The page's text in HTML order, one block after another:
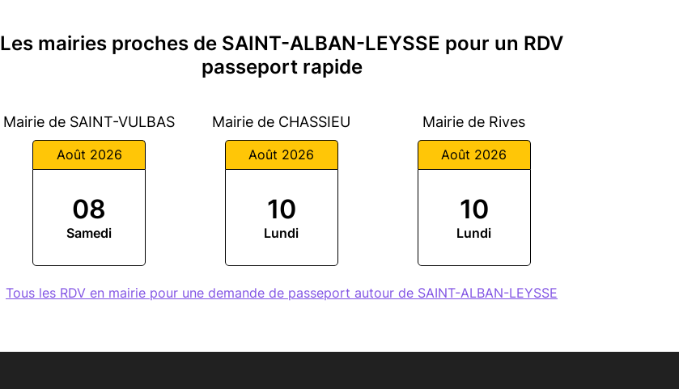
Les mairies proches de SAINT-ALBAN-LEYSSE pour un RDV
passeport rapide
Mairie de SAINT-VULBAS
Août 2026
08
Samedi
Mairie de CHASSIEU
Août 2026
10
Lundi
Mairie de Rives
Août 2026
10
Lundi
Tous les RDV en mairie pour une demande de passeport autour de SAINT-ALBAN-LEYSSE